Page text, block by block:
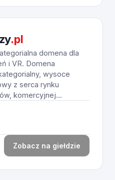
.pl
domena dla
i VR. Domena
wysoce
z serca rynku
komercyjnej...
Zobacz na giełdzie